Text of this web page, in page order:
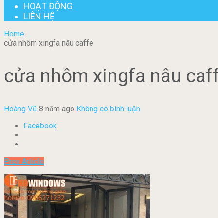
HOẠT ĐỘNG
LIÊN HỆ
Home
cửa nhôm xingfa nâu caffe
cửa nhôm xingfa nâu
Hoàng Vũ 8 năm ago Không có bình luận
Facebook
Prev Article